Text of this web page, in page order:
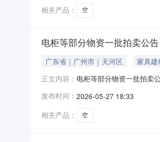
相关产品：
空
电柜等部分物资一批拍卖公告
广东省｜广州市｜天河区 家具建
正文内容： 电柜等部分物资一批拍卖
台（http://
发布时间： 2026-05-27 18:33
相关产品：
空